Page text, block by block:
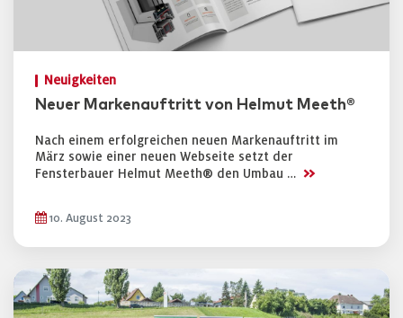
Neuigkeiten
Neuer Markenauftritt von Helmut Meeth®
Nach einem erfolgreichen neuen Markenauftritt im
März sowie einer neuen Webseite setzt der
Fensterbauer Helmut Meeth® den Umbau … >>
10. August 2023